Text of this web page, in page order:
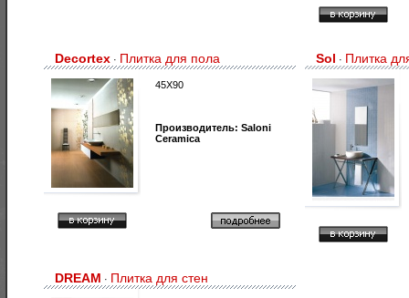
Decortex · Плитка для пола
45X90
Производитель: Saloni
Ceramica
Sol · Плитка
DREAM · Плитка для стен